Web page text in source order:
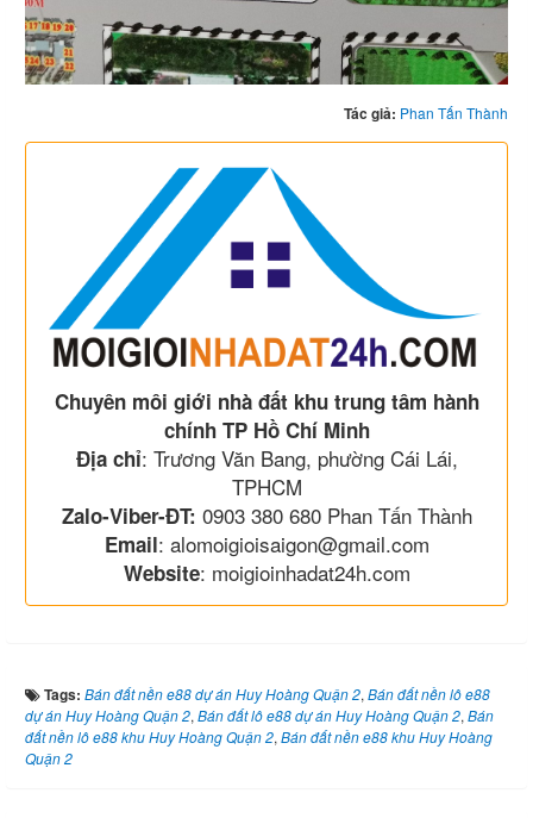
Tác giả: Phan Tấn Thành
Chuyên môi giới nhà đất khu trung tâm hành
chính TP Hồ Chí Minh
Địa chỉ: Trương Văn Bang, phường Cái Lái,
TPHCM
Zalo-Viber-ĐT: 0903 380 680 Phan Tấn Thành
Email: alomoigioisaigon@gmail.com
Website: moigioinhadat24h.com
Tags: Bán đất nền e88 dự án Huy Hoàng Quận 2, Bán đất nền lô e88
dự án Huy Hoàng Quận 2, Bán đất lô e88 dự án Huy Hoàng Quận 2, Bán
đất nền lô e88 khu Huy Hoàng Quận 2, Bán đất nền e88 khu Huy Hoàng
Quận 2